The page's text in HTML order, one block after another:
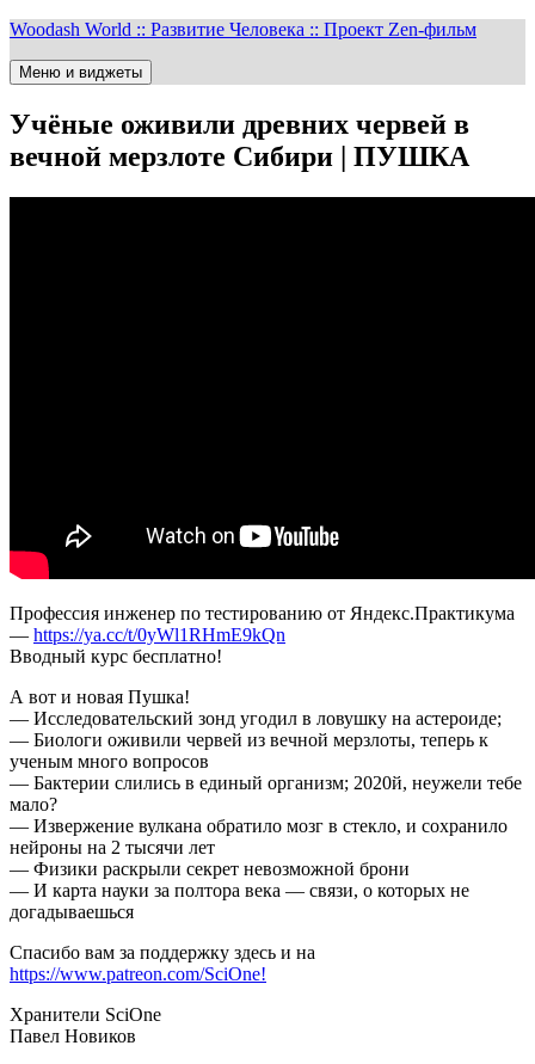
Перейти
содержимому
Woodash World :: Развитие Человека :: Проект Zen-фильм
Меню и виджеты
Учёные оживили древних червей в
вечной мерзлоте Сибири | ПУШКА
Профессия инженер по тестированию от Яндекс.Практикума
— https://ya.cc/t/0yWl1RHmE9kQn
Вводный курс бесплатно!
А вот и новая Пушка!
— Исследовательский зонд угодил в ловушку на астероиде;
— Биологи оживили червей из вечной мерзлоты, теперь к
ученым много вопросов
— Бактерии слились в единый организм; 2020й, неужели тебе
мало?
— Извержение вулкана обратило мозг в стекло, и сохранило
нейроны на 2 тысячи лет
— Физики раскрыли секрет невозможной брони
— И карта науки за полтора века — связи, о которых не
догадываешься
Спасибо вам за поддержку здесь и на
https://www.patreon.com/SciOne!
Хранители SciOne
Павел Новиков